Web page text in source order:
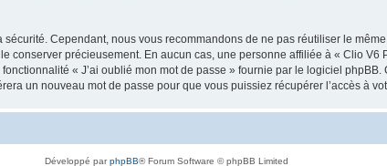
Cependant, nous vous recommandons de ne pas réutiliser le
conserver précieusement. En aucun cas, une personne affiliée à « Clio V6
« J’ai oublié mon mot de passe » fournie par le logiciel
un nouveau mot de passe pour que vous puissiez récupérer l’accès à
Développé parphpBB® Forum Software © phpBB Limited